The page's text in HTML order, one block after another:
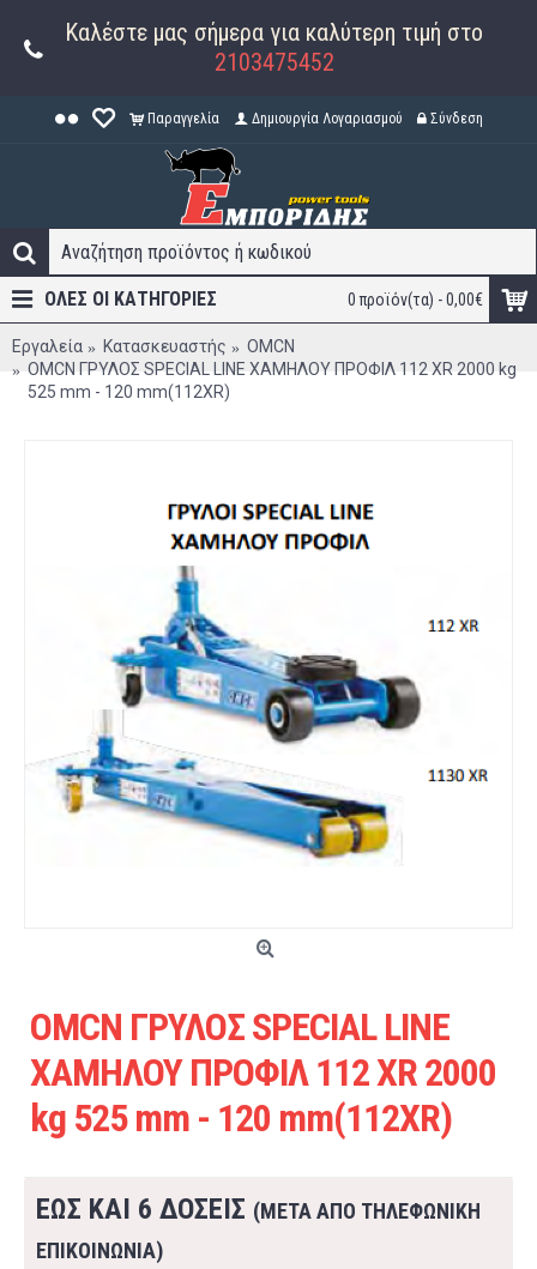
Καλέστε μας σήμερα για καλύτερη τιμή στο
2103475452
Παραγγελία Δημιουργία Λογαριασμού Σύνδεση
0 προϊόν(τα) - 0,00€
ΟΛΕΣ ΟΙ ΚΑΤΗΓΟΡΊΕΣ
Εργαλεία Κατασκευαστής
OMCN
OMCN ΓΡΥΛΟΣ SPECIAL LINE ΧΑΜΗΛΟΥ ΠΡΟΦΙΛ 112 XR 2000 kg
525 mm - 120 mm(112XR)
OMCN ΓΡΥΛΟΣ SPECIAL LINE
ΧΑΜΗΛΟΥ ΠΡΟΦΙΛ 112 XR 2000
kg 525 mm - 120 mm(112XR)
ΕΩΣ ΚΑΙ 6 ΔΟΣΕΙΣ (ΜΕΤΑ ΑΠΟ ΤΗΛΕΦΩΝΙΚΗ
ΕΠΙΚΟΙΝΩΝΙΑ)